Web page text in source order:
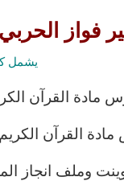
فواز
يشمل
القرآن
القرآن الكريم
وملف انجاز